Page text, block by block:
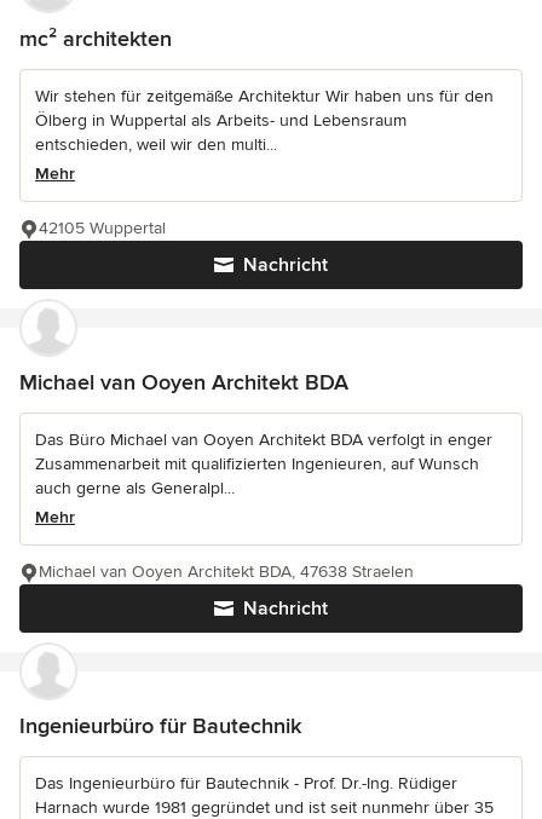
mc² architekten
Wir stehen für zeitgemäße Architektur Wir haben uns für den
Ölberg in Wuppertal als Arbeits- und Lebensraum
entschieden, weil wir den multi...
Mehr
Nachricht
42105 Wuppertal
Michael van Ooyen Architekt BDA
Das Büro Michael van Ooyen Architekt BDA verfolgt in enger
Zusammenarbeit mit qualifizierten Ingenieuren, auf Wunsch
auch gerne als Generalpl...
Mehr
Nachricht
Michael van Ooyen Architekt BDA, 47638 Straelen
Ingenieurbüro für Bautechnik
Das Ingenieurbüro für Bautechnik - Prof. Dr.-Ing. Rüdiger
Harnach wurde 1981 gegründet und ist seit nunmehr über 35